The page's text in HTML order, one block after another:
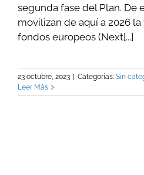
segunda fase del Plan. De
movilizan de aquí a 2026
fondos europeos (Next[...]
23 octubre, 2023 Categorías: Sin
Leer Más